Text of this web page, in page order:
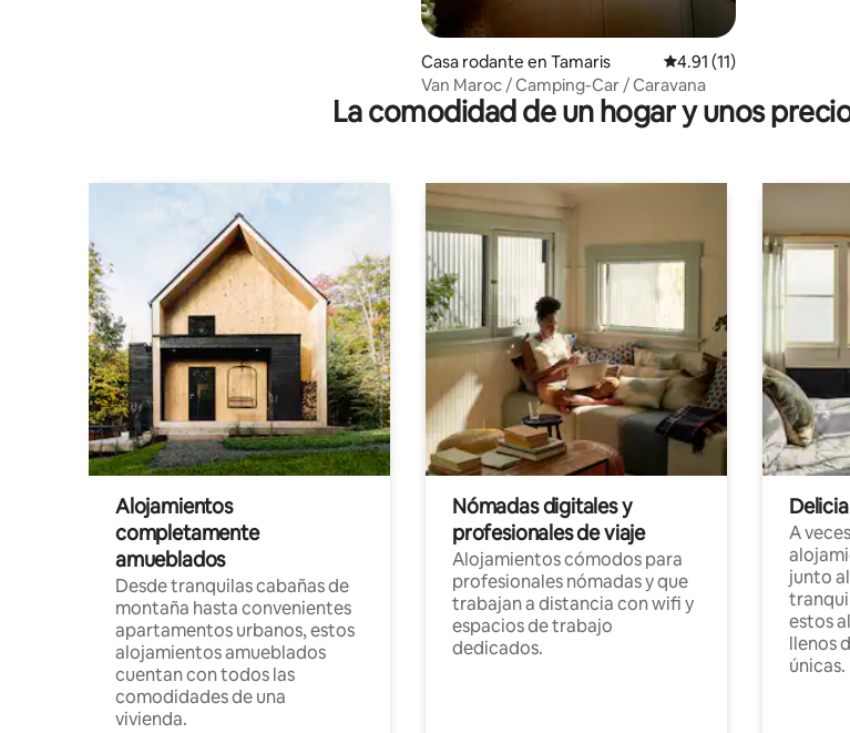
Casa rodante en Tamaris Calificación promedio:
4.91 (11)
Van Maroc / Camping-Car / Caravana
La comodidad de un hogar y unos
Alojamientos
completamente
amueblados
Desde tranquilas cabañas de
montaña hasta convenientes
apartamentos urbanos, estos
alojamientos amueblados
cuentan con todos las
comodidades de una
vivienda.
Nómadas digitales y
profesionales de viaje
Alojamientos cómodos para
profesionales nómadas y que
trabajan a distancia con wifi y
espacios de trabajo
dedicados.
A
junto
estos
llenos
únicas.